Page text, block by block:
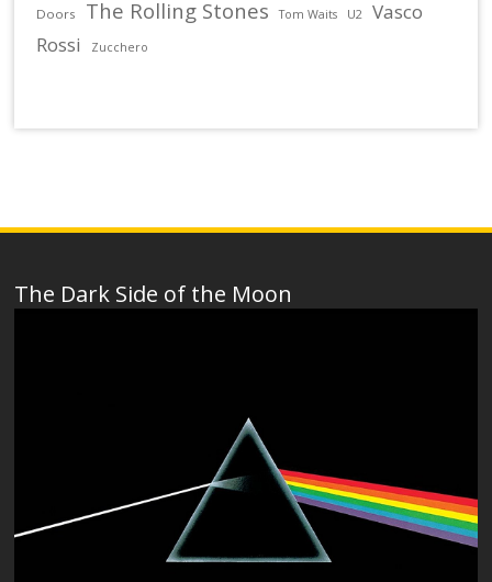
Doors
The Rolling Stones Tom Waits U2
Vasco
Rossi
Zucchero
The Dark Side of the Moon